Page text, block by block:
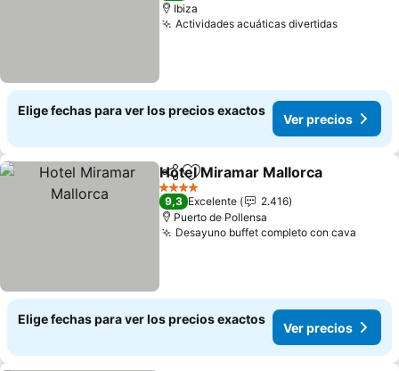
Ibiza
Actividades acuáticas divertidas
Elige fechas para ver los precios exactos
Ver precios
CompartirAgregar a favoritos
Hotel Miramar Mallorca
4 Estrellas
9,3 Excelente
2.416
Puerto de Pollensa
Desayuno buffet completo con cava
Elige fechas para ver los precios exactos
Ver precios